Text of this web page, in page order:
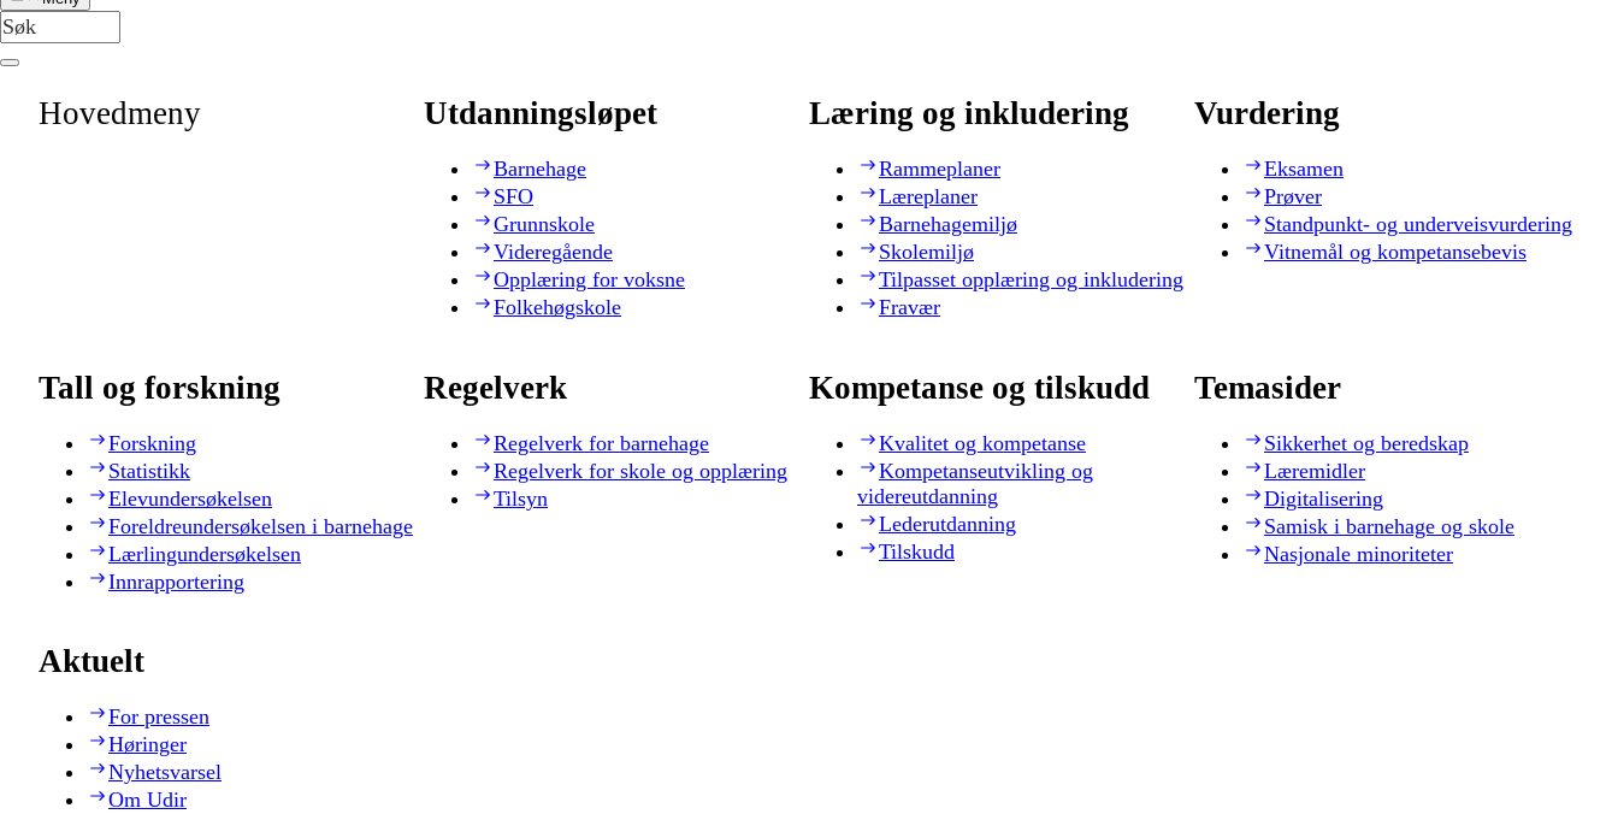
Hovedmeny Utdanningsløpet
Barnehage
SFO
Grunnskole
Videregående
Opplæring for voksne
Folkehøgskole
Læring og inkludering
Rammeplaner
Læreplaner
Barnehagemiljø
Skolemiljø
Tilpasset opplæring og inkludering
Fravær
Vurdering
Eksamen
Prøver
Standpunkt- og underveisvurdering
Vitnemål og kompetansebevis
Tall og forskning
Forskning
Statistikk
Elevundersøkelsen
Foreldreundersøkelsen i barnehage
Lærlingundersøkelsen
Innrapportering
Regelverk
Regelverk for barnehage
Regelverk for skole og opplæring
Tilsyn
Kompetanse og tilskudd
Kvalitet og kompetanse
Kompetanseutvikling og
videreutdanning
Lederutdanning
Tilskudd
Temasider
Sikkerhet og beredskap
Læremidler
Digitalisering
Samisk i barnehage og skole
Nasjonale minoriteter
Aktuelt
For pressen
Høringer
Nyhetsvarsel
Om Udir